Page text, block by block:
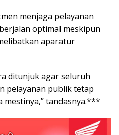
menjaga pelayanan
optimal meskipun
aparatur
ditunjuk agar seluruh
pelayanan publik tetap
mestinya,” tandasnya.***